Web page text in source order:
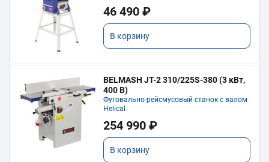
46 490 ₽
В корзину
BELMASH JT-2 310/225S-380 (3 кВт,
400 В)
Фуговально-рейсмусовый станок с валом
Helical
254 990 ₽
В корзину